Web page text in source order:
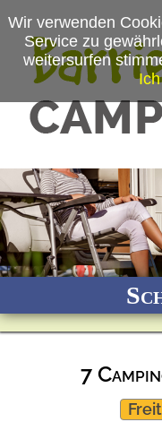
Fluss Meer
Ganzjährig
Barrierefreie
7
Wir verwenden
Service zu
weitersurfen